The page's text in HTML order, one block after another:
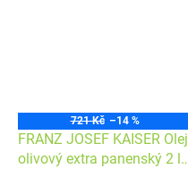
721 Kč –14 %
FRANZ JOSEF KAISER Olej
olivový extra panenský 2 l